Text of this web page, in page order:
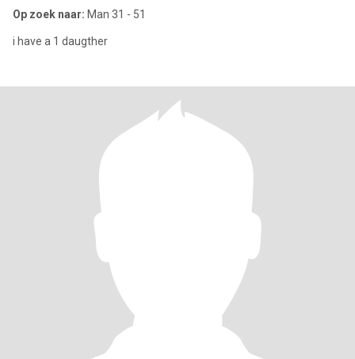
Op zoek naar: Man 31 - 51
i have a 1 daugther